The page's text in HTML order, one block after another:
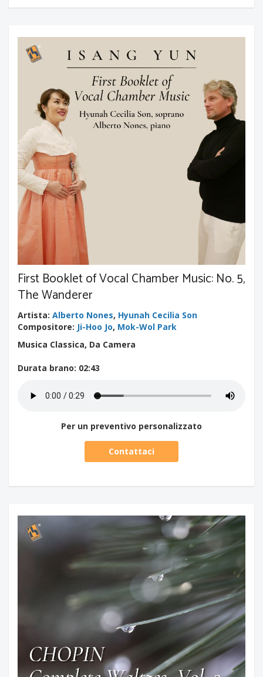
First Booklet of Vocal Chamber Music: No. 5,
The Wanderer
Artista: Alberto Nones, Hyunah Cecilia Son
Compositore: Ji-Hoo Jo, Mok-Wol Park
Musica Classica, Da Camera
Durata brano: 02:43
Per un preventivo personalizzato
Contattaci